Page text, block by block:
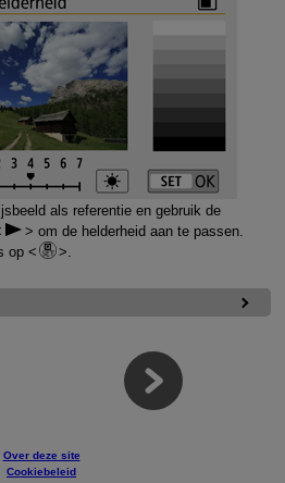
als referentie en gebruik de
om de helderheid aan te passen.
op
.
Over deze site
Cookiebeleid